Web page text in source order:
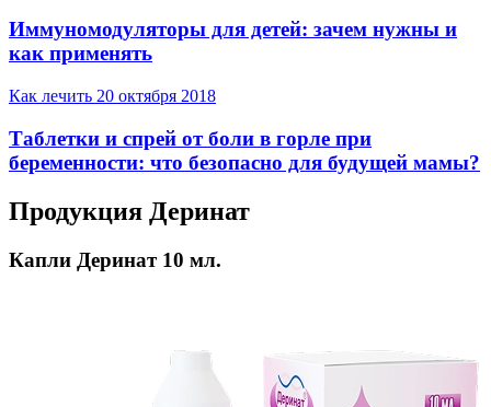
Иммуномодуляторы для детей: зачем нужны и
как применять
Как лечить 20 октября 2018
Таблетки и спрей от боли в горле при
беременности: что безопасно для будущей мамы?
Продукция Деринат
Капли Деринат 10 мл.